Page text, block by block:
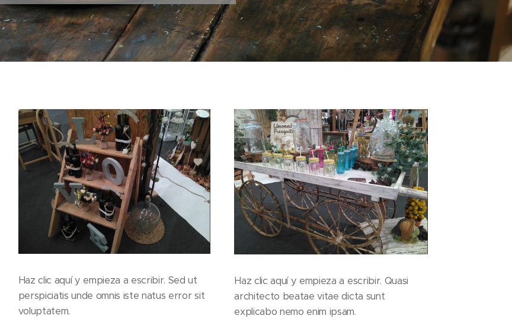
Haz clic aquí y empieza a escribir. Sed ut
perspiciatis unde omnis iste natus error sit
voluptatem.
Haz clic aquí y empieza a escribir. Quasi
architecto beatae vitae dicta sunt
explicabo nemo enim ipsam.